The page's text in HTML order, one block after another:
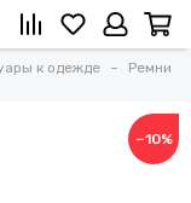
к одежде
Ремни
−10%